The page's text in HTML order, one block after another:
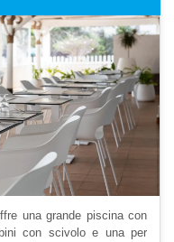
una grande piscina con
con scivolo e una per